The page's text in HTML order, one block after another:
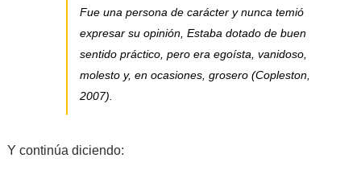
Fue una persona de carácter y nunca temió
expresar su opinión, Estaba dotado de buen
sentido práctico, pero era egoísta, vanidoso,
molesto y, en ocasiones, grosero (Copleston,
2007).
Y continúa diciendo: